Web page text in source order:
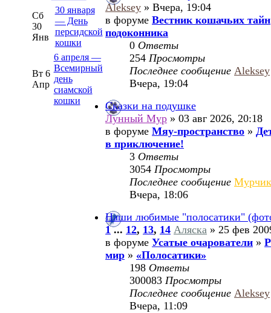
Сб
30
Янв
30 января
— День
персидской
кошки
Вт 6
Апр
6 апреля —
Всемирный
день
сиамской
кошки
Aleksey » Вчера, 19:04
в форумеВестник кошачьих тайн
подоконника
0 Ответы
254Просмотры
Последнее сообщениеAleksey
Вчера, 19:04
Сказки на подушке
Лунный Мур » 03 авг 2026, 20:18
в форумеМяу-пространство »
в приключение!
3 Ответы
3054Просмотры
Последнее сообщение
Вчера, 18:06
Наши любимые "полосатики"
1... 12, 13, 14 Аляска » 25 фев
в форумеУсатые очарователи »
мир » «Полосатики»
198 Ответы
300083Просмотры
Последнее сообщениеAleksey
Вчера, 11:09